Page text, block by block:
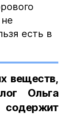
есть в
веществ,
Ольга